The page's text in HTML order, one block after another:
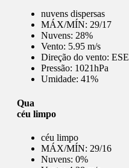
nuvens dispersas
MÁX/MÍN: 29/17
Nuvens: 28%
Vento: 5.95 m/s
Direção do vento: ESE
Pressão: 1021hPa
Umidade: 41%
Qua
céu limpo
céu limpo
MÁX/MÍN: 29/16
Nuvens: 0%